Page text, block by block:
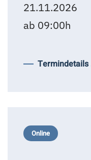
21.11.2026
ab 09:00h
Termindetails
Online